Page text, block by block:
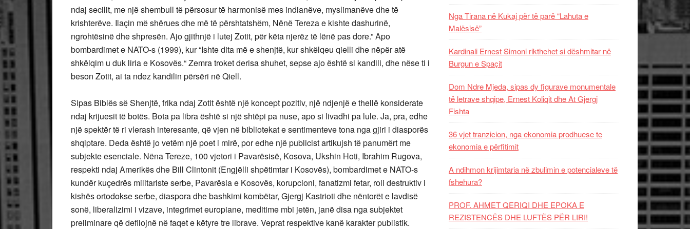
ndaj secilit, me një shembull të përsosur të harmonisë mes indianëve, myslimanëve dhe të
krishterëve. Ilaçin më shërues dhe më të përshtatshëm, Nënë Tereza e kishte dashurinë,
ngrohtësinë dhe shpresën. Ajo gjithnjë i lutej Zotit, për këta njerëz të lënë pas dore.” Apo
bombardimet e NATO-s (1999), kur “Ishte dita më e shenjtë, kur shkëlqeu qielli dhe nëpër atë
shkëlqim u duk liria e Kosovës.“ Zemra troket derisa shuhet, sepse ajo është si kandili, dhe nëse ti i
beson Zotit, ai ta ndez kandilin përsëri në Qiell.
Sipas Biblës së Shenjtë, frika ndaj Zotit është një koncept pozitiv, një ndjenjë e thellë konsiderate
ndaj krijuesit të botës. Bota pa libra është si një shtëpi pa nuse, apo si livadhi pa lule. Ja, pra, edhe
një spektër të ri vlerash interesante, që vjen në bibliotekat e sentimenteve tona nga gjiri i diasporës
shqiptare. Deda është jo vetëm një poet i mirë, por edhe një publicist artikujsh të panumërt me
subjekte esenciale. Nëna Tereze, 100 vjetori i Pavarësisë, Kosova, Ukshin Hoti, Ibrahim Rugova,
respekti ndaj Amerikës dhe Bill Clintonit (Engjëlli shpëtimtar i Kosovës), bombardimet e NATO-s
kundër kuçedrës militariste serbe, Pavarësia e Kosovës, korupcioni, fanatizmi fetar, roli destruktiv i
kishës ortodokse serbe, diaspora dhe bashkimi kombëtar, Gjergj Kastrioti dhe nëntorët e lavdisë
sonë, liberalizimi i vizave, integrimet europiane, meditime mbi jetën, janë disa nga subjektet
preliminare që defilojnë në faqet e këtyre tre librave. Veprat respektive kanë karakter publistik.
Nga Tirana në Kukaj për të parë “Lahuta e
Malësisë”
Kardinali Ernest Simoni rikthehet si dëshmitar në
Burgun e Spaçit
Dom Ndre Mjeda, sipas dy figurave monumentale
të letrave shqipe, Ernest Koliqit dhe At Gjergj
Fishta
36 vjet tranzicion, nga ekonomia prodhuese te
ekonomia e përfitimit
A ndihmon krijimtaria në zbulimin e potencialeve të
fshehura?
PROF. AHMET QERIQI DHE EPOKA E
REZISTENCЁS DHE LUFTЁS PЁR LIRI!